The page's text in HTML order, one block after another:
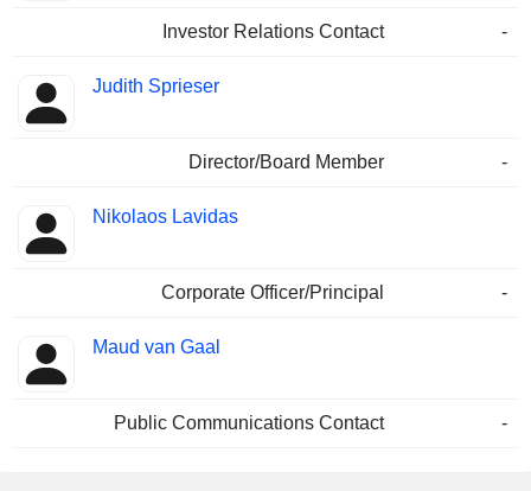
Investor Relations Contact -
Judith Sprieser
Director/Board Member -
Nikolaos Lavidas
Corporate Officer/Principal -
Maud van Gaal
Public Communications Contact -